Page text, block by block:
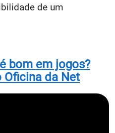
de um
bom em jogos?
Oficina da Net